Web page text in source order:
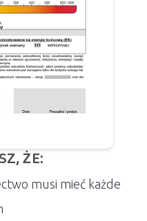
ŻE:
musi mieć każde